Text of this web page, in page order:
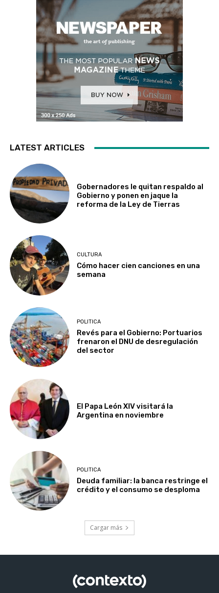
LATEST ARTICLES
Gobernadores le quitan respaldo al
Gobierno y ponen en jaque la
reforma de la Ley de Tierras
CULTURA
Cómo hacer cien canciones en una
semana
POLITICA
Revés para el Gobierno: Portuarios
frenaron el DNU de desregulación
del sector
El Papa León XIV visitará la
Argentina en noviembre
POLITICA
Deuda familiar: la banca restringe el
crédito y el consumo se desploma
Cargar más